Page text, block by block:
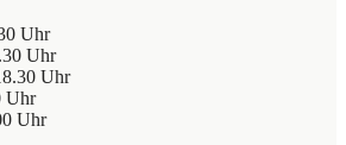
Uhr
Uhr
Uhr
Uhr
Uhr